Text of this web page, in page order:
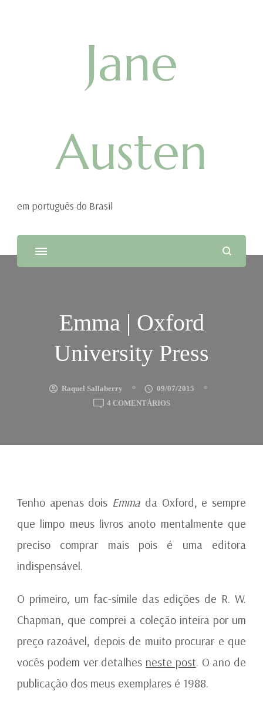
Jane
Austen
em português do Brasil
Emma | Oxford
University Press
Raquel Sallaberry
09/07/2015
4 COMENTÁRIOSEM
OXFORD
Tenho apenas dois Emma da Oxford, e sempre
que limpo meus livros anoto mentalmente que
preciso comprar mais pois é uma editora
indispensável.
O primeiro, um fac-símile das edições de R. W.
Chapman, que comprei a coleção inteira por um
preço razoável, depois de muito procurar e que
vocês podem ver detalhes neste post. O ano de
publicação dos meus exemplares é 1988.